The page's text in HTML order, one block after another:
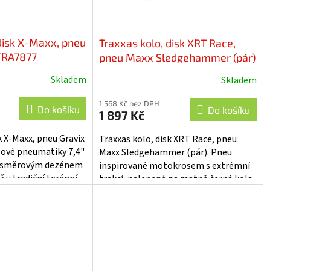
X-Maxx, pneu
Skladem
Do košíku
Maxx, pneu Gravix
pneumatiky 7,4"
dezénem
u tradiční terénní
Traxxas kolo, disk XRT Race,
pneu Maxx Sledgehammer (pár)
Skladem
1 568 Kč bez DPH
1 897 Kč Do košíku
Traxxas kolo, disk XRT Race, pneu
Maxx Sledgehammer (pár). Pneu
inspirované motokrosem s extrémní
trakcí, nalepené na matně černá kola